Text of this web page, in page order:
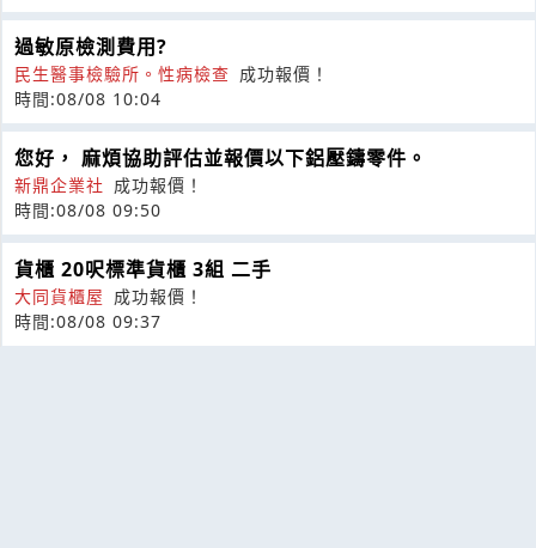
過敏原檢測費用?
民生醫事檢驗所。性病檢查 成功報價！
時間:08/08 10:04
您好， 麻煩協助評估並報價以下鋁壓鑄零件。
新鼎企業社 成功報價！
時間:08/08 09:50
貨櫃 20呎標準貨櫃 3組 二手
大同貨櫃屋 成功報價！
時間:08/08 09:37